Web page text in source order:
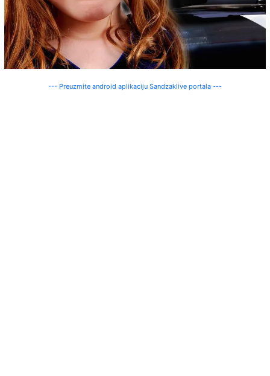
--- Preuzmite android aplikaciju Sandzaklive portala ---